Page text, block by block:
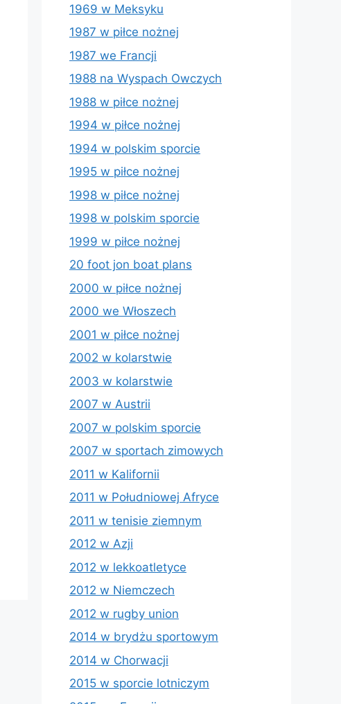
1969 w Meksyku
1987 w piłce nożnej
1987 we Francji
1988 na Wyspach Owczych
1988 w piłce nożnej
1994 w piłce nożnej
1994 w polskim sporcie
1995 w piłce nożnej
1998 w piłce nożnej
1998 w polskim sporcie
1999 w piłce nożnej
20 foot jon boat plans
2000 w piłce nożnej
2000 we Włoszech
2001 w piłce nożnej
2002 w kolarstwie
2003 w kolarstwie
2007 w Austrii
2007 w polskim sporcie
2007 w sportach zimowych
2011 w Kalifornii
2011 w Południowej Afryce
2011 w tenisie ziemnym
2012 w Azji
2012 w lekkoatletyce
2012 w Niemczech
2012 w rugby union
2014 w brydżu sportowym
2014 w Chorwacji
2015 w sporcie lotniczym